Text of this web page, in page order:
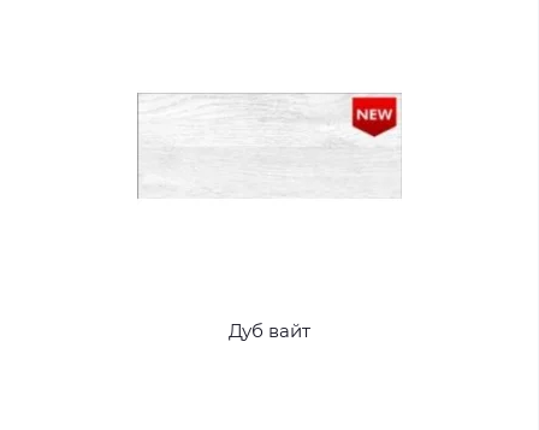
Дуб вайт